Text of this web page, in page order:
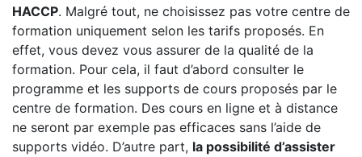
HACCP. Malgré tout, ne choisissez pas votre centre de
formation uniquement selon les tarifs proposés. En
effet, vous devez vous assurer de la qualité de la
formation. Pour cela, il faut d’abord consulter le
programme et les supports de cours proposés par le
centre de formation. Des cours en ligne et à distance
ne seront par exemple pas efficaces sans l’aide de
supports vidéo. D’autre part, la possibilité d’assister